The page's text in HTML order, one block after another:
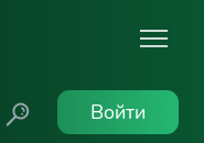
Войти